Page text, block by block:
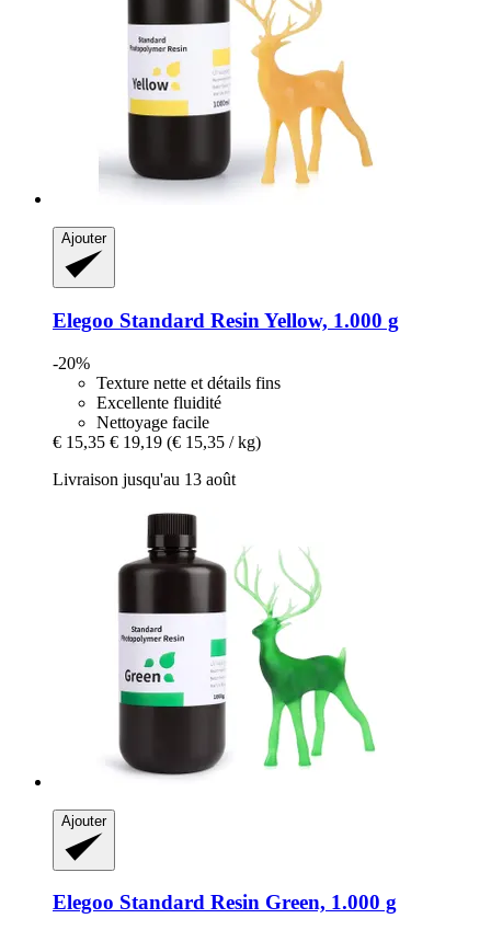
Ajouter
Elegoo Standard Resin Yellow, 1.000 g
-20%
Texture nette et détails fins
Excellente fluidité
Nettoyage facile
€ 15,35 € 19,19 (€ 15,35 / kg)
Livraison jusqu'au 13 août
Ajouter
Elegoo Standard Resin Green, 1.000 g